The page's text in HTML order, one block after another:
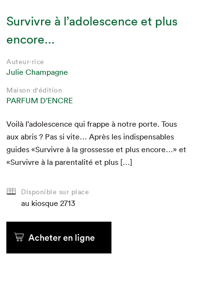
Survivre à l’adolescence et plus
encore...
Auteur·rice
Julie Champagne
Maison d'édition
PARFUM D'ENCRE
Voilà l’adolescence qui frappe à notre porte. Tous
aux abris ? Pas si vite… Après les indis­pens­ables
guides «Sur­vivre à la grossesse et plus encore…» et
«Sur­vivre à la parental­ité et plus […]
Disponible sur place
au kiosque 2713
Acheter en ligne